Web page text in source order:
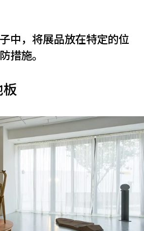
中，将展品放在特定的位
措施。
板